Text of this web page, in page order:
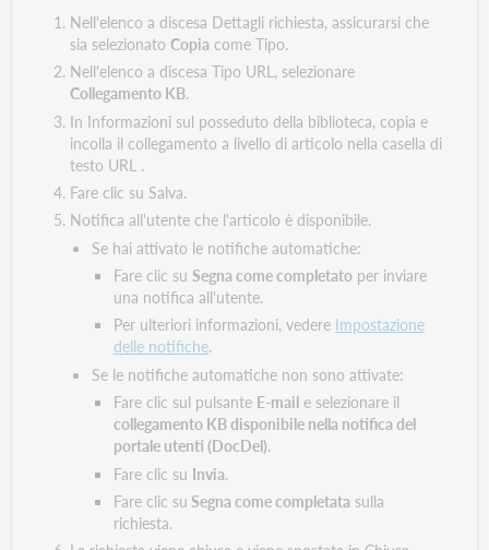
Nell'elenco a discesa Dettagli richiesta, assicurarsi che
sia selezionato Copia come Tipo.
Nell'elenco a discesa Tipo URL, selezionare
Collegamento KB.
In Informazioni sul posseduto della biblioteca, copia e
incolla il collegamento a livello di articolo nella casella di
testo URL .
Fare clic su Salva.
Notifica all'utente che l'articolo è disponibile.
Se hai attivato le notifiche automatiche:
Fare clic su Segna come completatoper inviare
una notifica all'utente.
Per ulteriori informazioni, vedere Impostazione
delle notifiche.
Se le notifiche automatiche non sono attivate:
Fare clic sul pulsante E-maile selezionare il
collegamento KB disponibile nella notifica del
portale utenti (DocDel).
Fare clic su Invia.
Fare clic su Segna come completata sulla
richiesta.